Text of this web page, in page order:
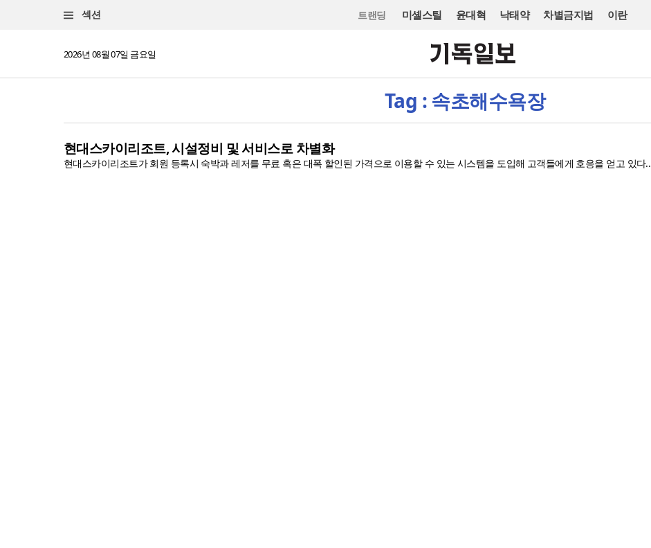
섹션 트랜딩 미셸스틸 윤대혁 낙태약 차별금지법 이란
2026년 08월 07일 금요일
Tag : 속초해수욕장
현대스카이리조트, 시설정비 및 서비스로 차별화
현대스카이리조트가 회원 등록시 숙박과 레저를 무료 혹은 대폭 할인된 가격으로 이용할 수 있는 시스템을 도입해 고객들에게 호응을 얻고 있다..